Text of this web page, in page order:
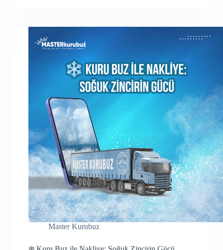
Master Kurubuz
❄️ Kuru Buz ile Nakliye: Soğuk Zincirin Gücü